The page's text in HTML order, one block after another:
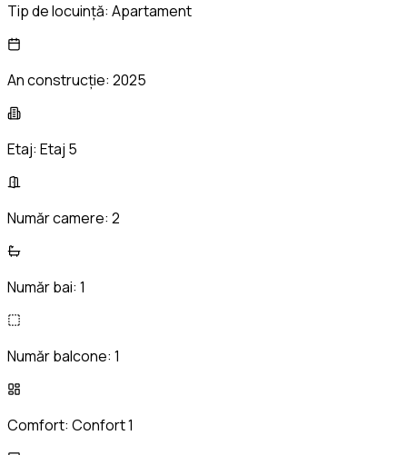
Tip de locuință: Apartament
An construcție: 2025
Etaj: Etaj 5
Număr camere: 2
Număr bai: 1
Număr balcone: 1
Comfort: Confort 1